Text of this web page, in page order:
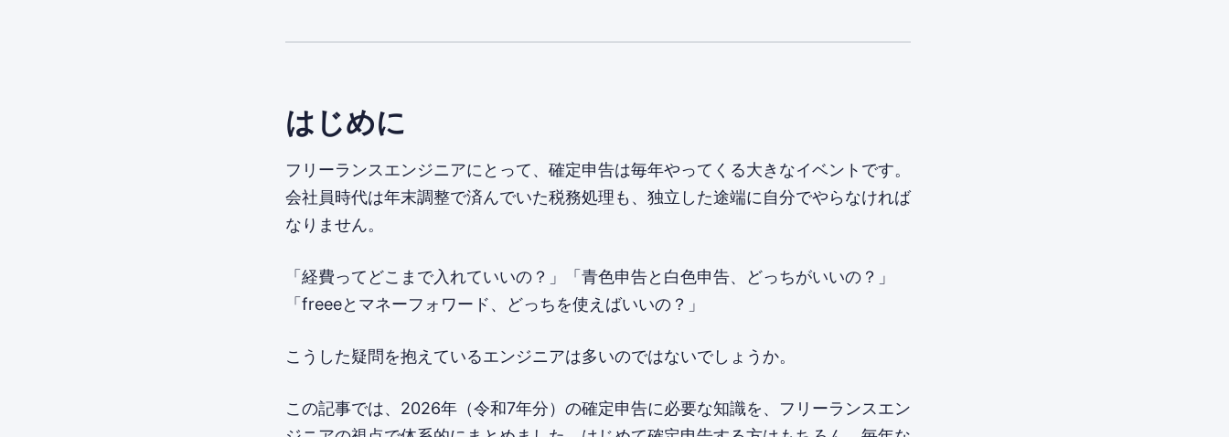
はじめに
フリーランスエンジニアにとって、確定申告は毎年やってくる大きなイベントです。
会社員時代は年末調整で済んでいた税務処理も、独立した途端に自分でやらなければ
なりません。
「経費ってどこまで入れていいの？」「青色申告と白色申告、どっちがいいの？」
「freeeとマネーフォワード、どっちを使えばいいの？」
こうした疑問を抱えているエンジニアは多いのではないでしょうか。
この記事では、2026年（令和7年分）の確定申告に必要な知識を、フリーランスエン